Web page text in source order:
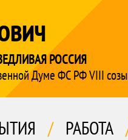
РОССИЯ
Думе ФС РФ VIII
/ РАБОТА